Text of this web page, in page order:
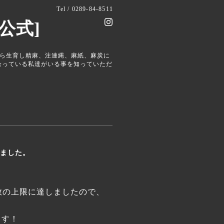
Tel / 0289-84-8511
式]
生育し精麻、注連縄、麻紙、麻炭に
ている私達がいる事を知っていただ
した。
上限に達しましたので、
！